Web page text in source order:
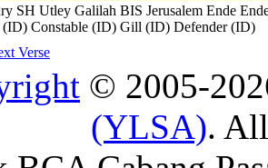
SH Utley Galilah BIS Jerusalem Ende
(ID) Constable (ID) Gill (ID) Defender (ID)
© 2005-
(YLSA).